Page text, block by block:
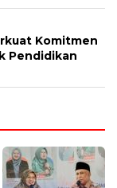
Komitmen
Pendidikan